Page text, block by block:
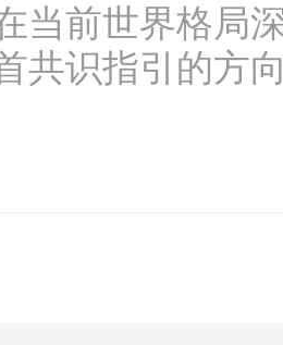
当前世界格局
共识指引的方